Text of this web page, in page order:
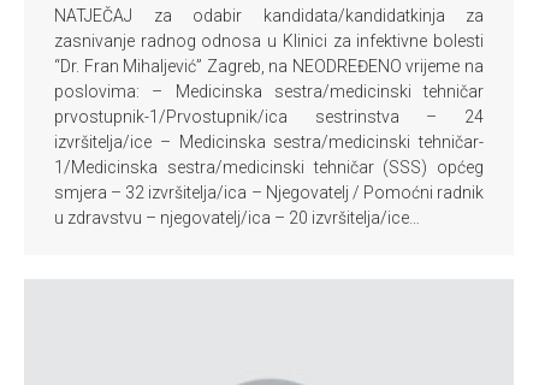
NATJEČAJ za odabir kandidata/kandidatkinja za
zasnivanje radnog odnosa u Klinici za infektivne bolesti
“Dr. Fran Mihaljević” Zagreb, na NEODREĐENO vrijeme na
poslovima: – Medicinska sestra/medicinski tehničar
prvostupnik-1/Prvostupnik/ica sestrinstva – 24
izvršitelja/ice – Medicinska sestra/medicinski tehničar-
1/Medicinska sestra/medicinski tehničar (SSS) općeg
smjera – 32 izvršitelja/ica – Njegovatelj / Pomoćni radnik
u zdravstvu – njegovatelj/ica – 20 izvršitelja/ice…